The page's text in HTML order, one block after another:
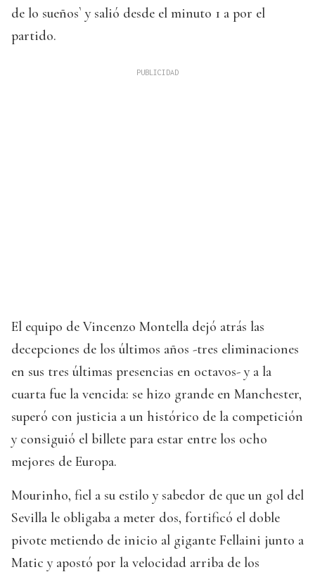
de lo sueños` y salió desde el minuto 1 a por el
partido.
El equipo de Vincenzo Montella dejó atrás las
decepciones de los últimos años -tres eliminaciones
en sus tres últimas presencias en octavos- y a la
cuarta fue la vencida: se hizo grande en Manchester,
superó con justicia a un histórico de la competición
y consiguió el billete para estar entre los ocho
mejores de Europa.
Mourinho, fiel a su estilo y sabedor de que un gol del
Sevilla le obligaba a meter dos, fortificó el doble
pivote metiendo de inicio al gigante Fellaini junto a
Matic y apostó por la velocidad arriba de los